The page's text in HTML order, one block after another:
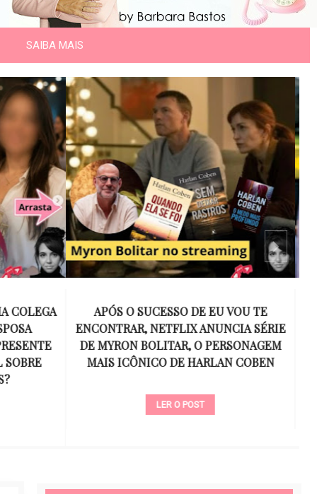
SAIBA MAIS
VOU TE
SÉRIE
COBEN
15 ANOS SEM AMY WINEHOUSE: A VOZ
INESQUECÍVEL QUE REVOLUCIONOU A
MÚSICA E SE TORNOU UM SÍMBOLO
DE UMA GERAÇÃO
LER O POST